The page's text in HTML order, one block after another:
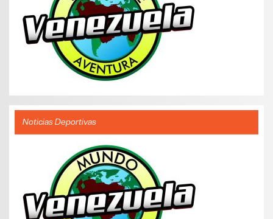
Noticias Deportivas